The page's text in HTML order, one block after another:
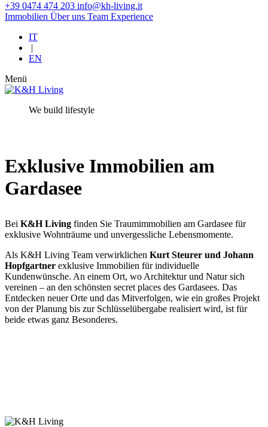
+39 0474 474 203 info@kh-living.it
Immobilien Über uns Team Experience
IT
|
EN
Menü
We build lifestyle
Exklusive Immobilien am
Gardasee
Bei K&H Living finden Sie Traumimmobilien am Gardasee für
exklusive Wohnträume und unvergessliche Lebensmomente.
Als K&H Living Team verwirklichen Kurt Steurer und Johann
Hopfgartner exklusive Immobilien für individuelle
Kundenwünsche. An einem Ort, wo Architektur und Natur sich
vereinen – an den schönsten secret places des Gardasees. Das
Entdecken neuer Orte und das Mitverfolgen, wie ein großes Projekt
von der Planung bis zur Schlüsselübergabe realisiert wird, ist für
beide etwas ganz Besonderes.